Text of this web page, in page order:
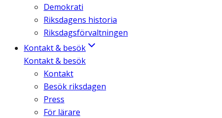
Demokrati
Riksdagens historia
Riksdagsförvaltningen
Kontakt & besök
Kontakt & besök
Kontakt
Besök riksdagen
Press
För lärare